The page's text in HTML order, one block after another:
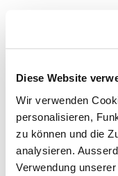
Diese Website
Wir verwenden
personalisieren,
zu können und die
analysieren.
Verwendung
Group
(m/w/d)
...Group
interessiert an
Controlling? Wir
veranlagte und